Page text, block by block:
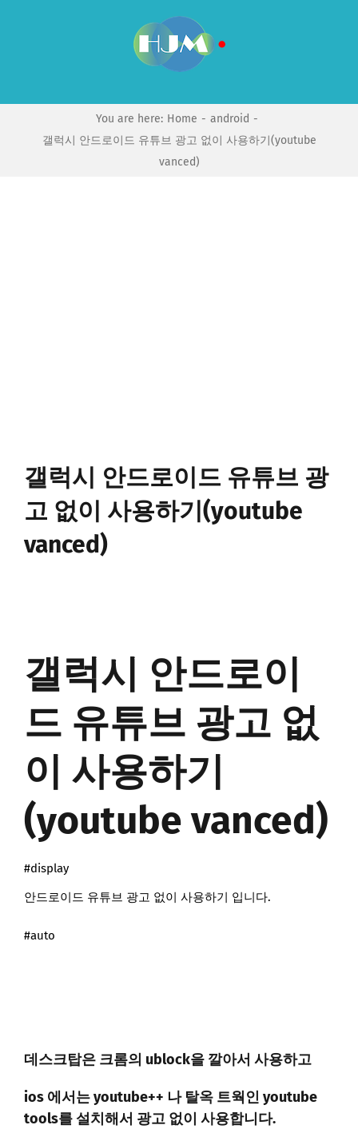
You are here: Home
android
갤럭시 안드로이드 유튜브 광고 없이 사용하기(youtube
vanced)
갤럭시 안드로이드 유튜브 광
고 없이 사용하기(youtube
vanced)
갤럭시 안드로이
드 유튜브 광고 없
이 사용하기
(youtube vanced)
#display
안드로이드 유튜브 광고 없이 사용하기 입니다.
#auto
데스크탑은 크롬의 ublock을 깔아서 사용하고
ios 에서는 youtube++ 나 탈옥 트웍인 youtube
tools를 설치해서 광고 없이 사용합니다.